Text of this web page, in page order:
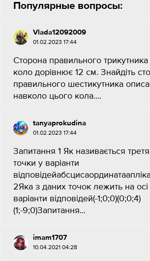
Популярные вопросы:
Vlada12092009
01.02.2023 17:44
Сторона правильного
коло дорівнює 12 см. Знайдіть
правильного шестикутника
навколо цього кола.​...
tanyaprokudina
01.02.2023 17:44
Запитання 1 Як називається
точки у варіанти
2Яка з даних точок лежить на осі
варіанти відповідей(-1;0;0)(0;0;4)
(1;-9;0)Запитання...
imam1707
10.04.2021 04:28